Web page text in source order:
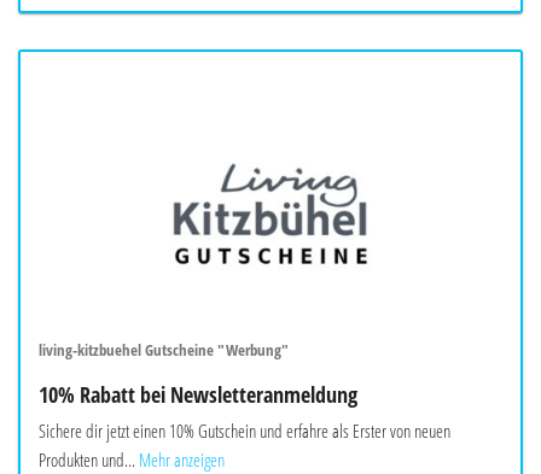
living-kitzbuehel Gutscheine "Werbung"
10% Rabatt bei Newsletteranmeldung
Sichere dir jetzt einen 10% Gutschein und erfahre als Erster von neuen
Produkten und... Mehr anzeigen